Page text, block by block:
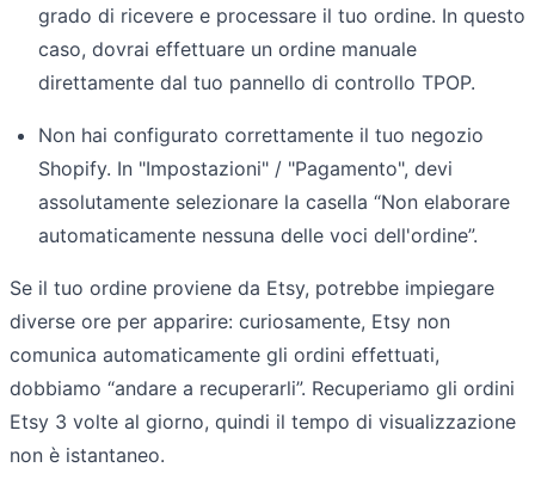
grado di ricevere e processare il tuo ordine. In questo
caso, dovrai effettuare un ordine manuale
direttamente dal tuo pannello di controllo TPOP.
Non hai configurato correttamente il tuo negozio
Shopify. In "Impostazioni" / "Pagamento", devi
assolutamente selezionare la casella “Non elaborare
automaticamente nessuna delle voci dell'ordine”.
Se il tuo ordine proviene da Etsy, potrebbe impiegare
diverse ore per apparire: curiosamente, Etsy non
comunica automaticamente gli ordini effettuati,
dobbiamo “andare a recuperarli”. Recuperiamo gli ordini
Etsy 3 volte al giorno, quindi il tempo di visualizzazione
non è istantaneo.